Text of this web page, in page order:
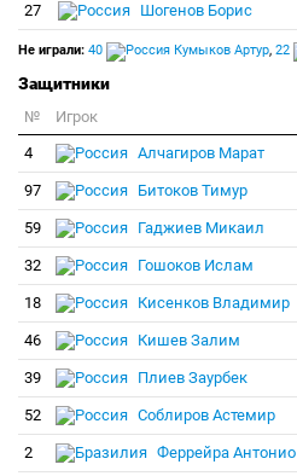
27 Шогенов Борис
Не играли: 40 Кумыков Артур, 22
Защитники
№ Игрок
4
Алчагиров Марат
97 Битоков Тимур
59 Гаджиев Микаил
32 Гошоков Ислам
18 Кисенков Владимир
46 Кишев Залим
39 Плиев Заурбек
52 Соблиров Астемир
2 Феррейра Антонио